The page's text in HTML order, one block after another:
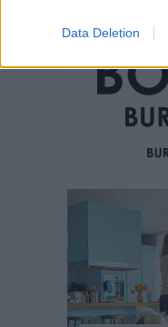
Data Deletion